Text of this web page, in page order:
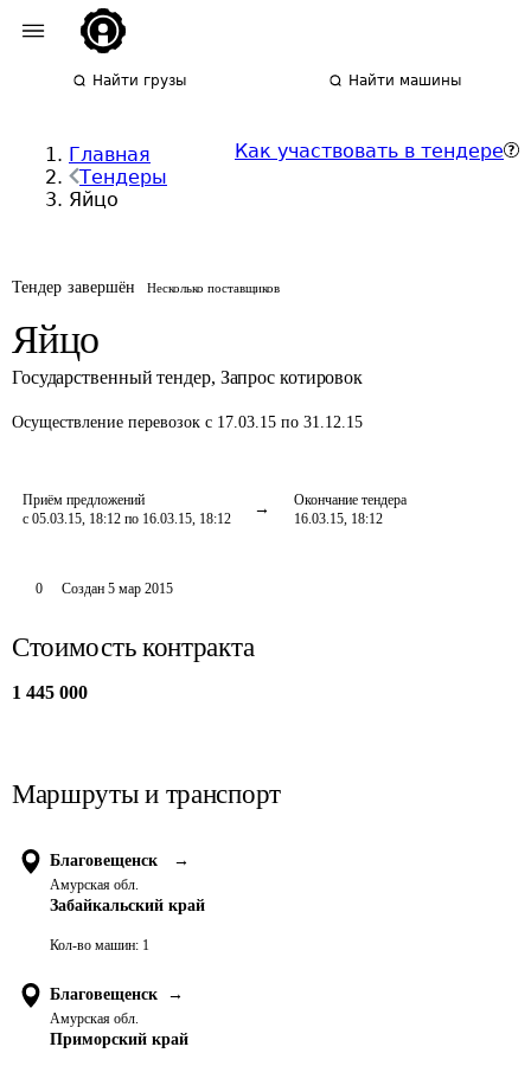
Найти грузы Найти машины
Главная
Тендеры
Яйцо
Как участвовать в тендере
Тендер завершён Несколько поставщиков
Яйцо
Государственный тендер, Запрос котировок
Осуществление перевозок с 17.03.15 по 31.12.15
Приём предложений
с 05.03.15, 18:12 по 16.03.15, 18:12
Окончание тендера
16.03.15, 18:12
0 Создан 5 мар 2015
Стоимость контракта
1 445 000
Маршруты и транспорт
Благовещенск →
Амурская обл.
Забайкальский край
Кол-во машин: 1
Благовещенск →
Амурская обл.
Приморский край